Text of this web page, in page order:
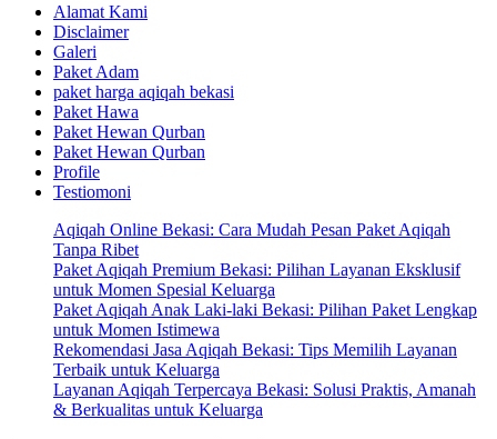
Alamat Kami
Disclaimer
Galeri
Paket Adam
paket harga aqiqah bekasi
Paket Hawa
Paket Hewan Qurban
Paket Hewan Qurban
Profile
Testiomoni
Aqiqah Online Bekasi: Cara Mudah Pesan Paket Aqiqah
Tanpa Ribet
Paket Aqiqah Premium Bekasi: Pilihan Layanan Eksklusif
untuk Momen Spesial Keluarga
Paket Aqiqah Anak Laki-laki Bekasi: Pilihan Paket Lengkap
untuk Momen Istimewa
Rekomendasi Jasa Aqiqah Bekasi: Tips Memilih Layanan
Terbaik untuk Keluarga
Layanan Aqiqah Terpercaya Bekasi: Solusi Praktis, Amanah
& Berkualitas untuk Keluarga